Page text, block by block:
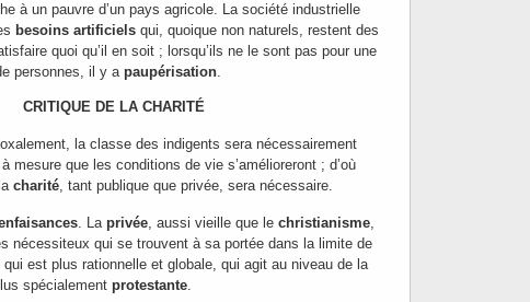
à un pauvre d’un pays agricole. La société industrielle
besoins artificiels qui, quoique non naturels, restent des
quoi qu’il en soit ; lorsqu’ils ne le sont pas pour une
personnes, il y apaupérisation.
CRITIQUE DE LA CHARITÉ
la classe des indigents sera nécessairement
mesure que les conditions de vie s’amélioreront ; d’où
charité , tant publique que privée, sera nécessaire.
. La privée , aussi vieille que le christianisme
nécessiteux qui se trouvent à sa portée dans la limite de
qui est plus rationnelle et globale, qui agit au niveau de la
spécialement protestante